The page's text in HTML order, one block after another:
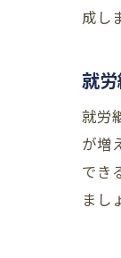
成し
就
就労
が増
でき
まし